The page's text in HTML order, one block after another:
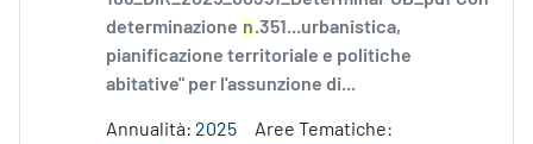
determinazione n.351...urbanistica,
pianificazione territoriale e politiche
abitative" per l'assunzione di...
Annualità: 2025
Aree Tematiche: